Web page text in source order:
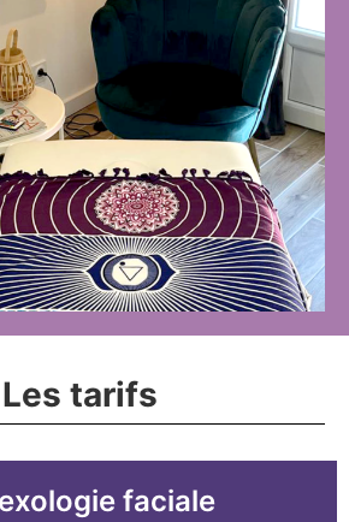
Les tarifs
faciale